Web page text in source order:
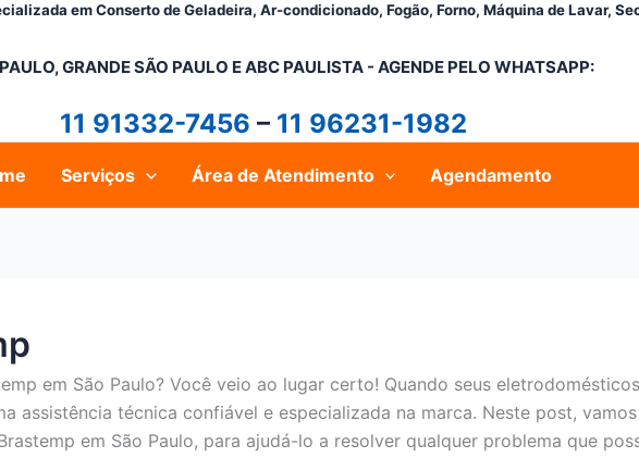
em Conserto de Geladeira, Ar-condicionado, Fogão, Forno, Máquina de Lavar,
GRANDE SÃO PAULO E ABC PAULISTA - AGENDE PELO WHATSAPP:
11 91332-7456 – 11 96231-1982
Serviços Área de Atendimento Agendamento
em São Paulo? Você veio ao lugar certo! Quando seus
assistência técnica confiável e especializada na marca. Neste post,
em São Paulo, para ajudá-lo a resolver qualquer problema que